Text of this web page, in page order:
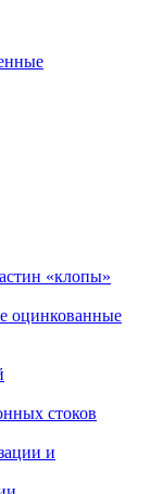
«клопы»
оцинкованные
стоков
и